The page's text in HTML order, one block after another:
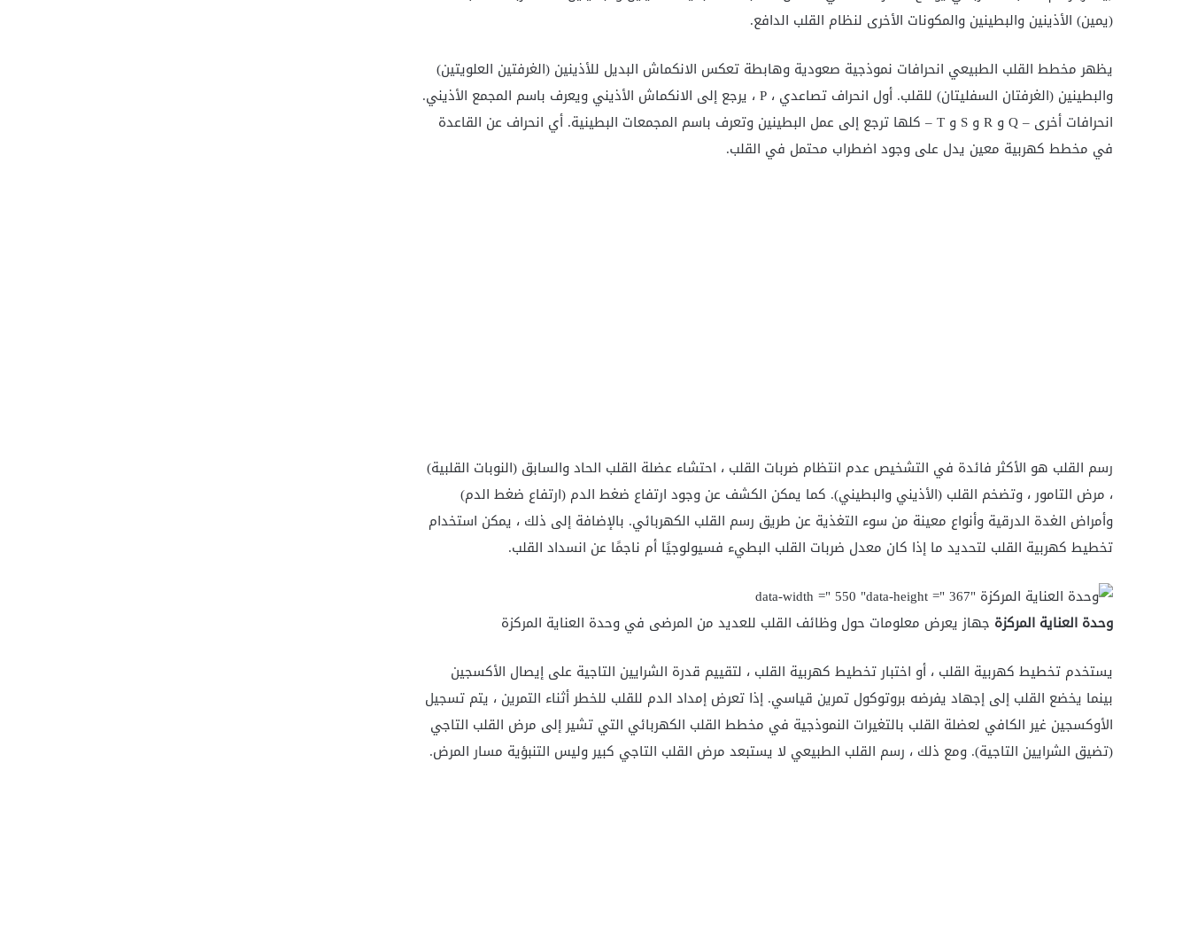
(يمين) الأذينين والبطينين والمكونات الأخرى لنظام القلب الدافع.
يظهر مخطط القلب الطبيعي انحرافات نموذجية صعودية وهابطة تعكس الانكماش البديل للأذينين (الغرفتين العلويتين)
والبطينين (الغرفتان السفليتان) للقلب. أول انحراف تصاعدي ، P ، يرجع إلى الانكماش الأذيني ويعرف باسم المجمع الأذيني.
انحرافات أخرى – Q و R و S و T – كلها ترجع إلى عمل البطينين وتعرف باسم المجمعات البطينية. أي انحراف عن القاعدة
في مخطط كهربية معين يدل على وجود اضطراب محتمل في القلب.
رسم القلب هو الأكثر فائدة في التشخيص عدم انتظام ضربات القلب ، احتشاء عضلة القلب الحاد والسابق (النوبات القلبية)
، مرض التامور ، وتضخم القلب (الأذيني والبطيني). كما يمكن الكشف عن وجود ارتفاع ضغط الدم (ارتفاع ضغط الدم)
وأمراض الغدة الدرقية وأنواع معينة من سوء التغذية عن طريق رسم القلب الكهربائي. بالإضافة إلى ذلك ، يمكن استخدام
تخطيط كهربية القلب لتحديد ما إذا كان معدل ضربات القلب البطيء فسيولوجيًا أم ناجمًا عن انسداد القلب.
وحدة العناية المركزة جهاز يعرض معلومات حول وظائف القلب للعديد من المرضى في وحدة العناية المركزة
يستخدم تخطيط كهربية القلب ، أو اختبار تخطيط كهربية القلب ، لتقييم قدرة الشرايين التاجية على إيصال الأكسجين
بينما يخضع القلب إلى إجهاد يفرضه بروتوكول تمرين قياسي. إذا تعرض إمداد الدم للقلب للخطر أثناء التمرين ، يتم تسجيل
الأوكسجين غير الكافي لعضلة القلب بالتغيرات النموذجية في مخطط القلب الكهربائي التي تشير إلى مرض القلب التاجي
(تضيق الشرايين التاجية). ومع ذلك ، رسم القلب الطبيعي لا يستبعد مرض القلب التاجي كبير وليس التنبؤية مسار المرض.